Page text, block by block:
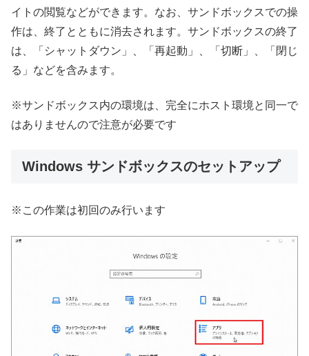
イトの閲覧などができます。なお、サンドボックスでの操
作は、終了とともに消去されます。サンドボックスの終了
は、「シャットダウン」、「再起動」、「切断」、「閉じ
る」などを含みます。
※サンドボックス内の環境は、完全にホスト環境と同一で
はありませんので注意が必要です
Windows サンドボックスのセットアップ
※この作業は初回のみ行います